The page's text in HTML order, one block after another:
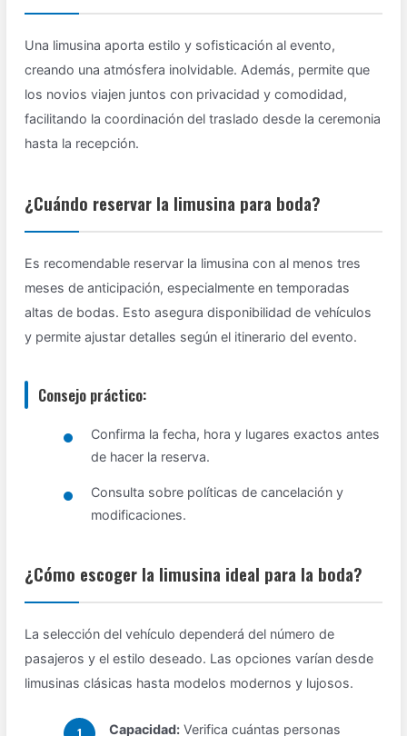
Una limusina aporta estilo y sofisticación al evento,
creando una atmósfera inolvidable. Además, permite que
los novios viajen juntos con privacidad y comodidad,
facilitando la coordinación del traslado desde la ceremonia
hasta la recepción.
¿Cuándo reservar la limusina para boda?
Es recomendable reservar la limusina con al menos tres
meses de anticipación, especialmente en temporadas
altas de bodas. Esto asegura disponibilidad de vehículos
y permite ajustar detalles según el itinerario del evento.
Consejo práctico:
Confirma la fecha, hora y lugares exactos antes
de hacer la reserva.
Consulta sobre políticas de cancelación y
modificaciones.
¿Cómo escoger la limusina ideal para la boda?
La selección del vehículo dependerá del número de
pasajeros y el estilo deseado. Las opciones varían desde
limusinas clásicas hasta modelos modernos y lujosos.
Capacidad: Verifica cuántas personas